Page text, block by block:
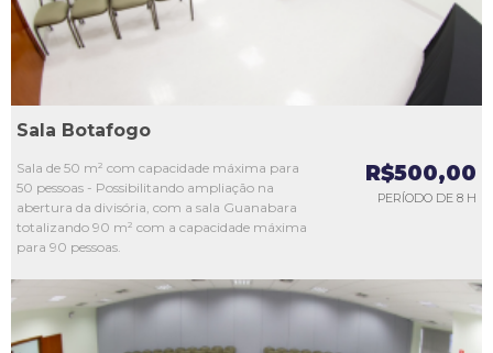
Sala Botafogo
Sala de 50 m² com capacidade máxima para
50 pessoas - Possibilitando ampliação na
abertura da divisória, com a sala Guanabara
totalizando 90 m² com a capacidade máxima
para 90 pessoas.
R$500,00
PERÍODO DE 8 H